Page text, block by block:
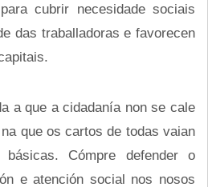
cubrir necesidade sociais
das traballadoras e favorecen
a que a cidadanía non se cale
que os cartos de todas vaian
Cómpre defender o
e atención social nos nosos